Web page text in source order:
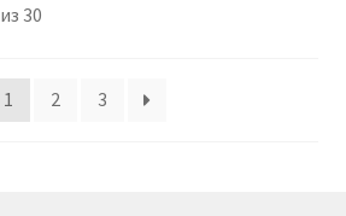
30Сортировка:
1
2 3